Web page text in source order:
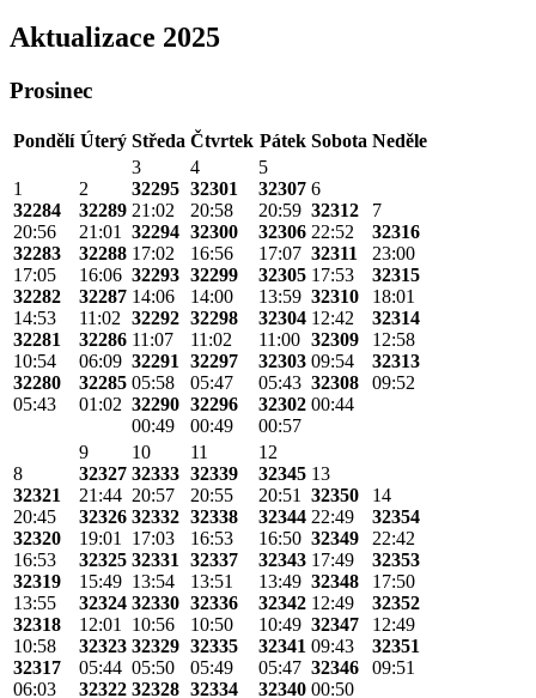
Aktualizace 2025
Prosinec
Pondělí Úterý Středa Čtvrtek Pátek Sobota Neděle
1
32284
20:56
32283
17:05
32282
14:53
32281
10:54
32280
05:43
2
32289
21:01
32288
16:06
32287
11:02
32286
06:09
32285
01:02
3
32295
21:02
32294
17:02
32293
14:06
32292
11:07
32291
05:58
32290
00:49
4
32301
20:58
32300
16:56
32299
14:00
32298
11:02
32297
05:47
32296
00:49
5
32307
20:59
32306
17:07
32305
13:59
32304
11:00
32303
05:43
32302
00:57
6
32312
22:52
32311
17:53
32310
12:42
32309
09:54
32308
00:44
7
32316
23:00
32315
18:01
32314
12:58
32313
09:52
8
32321
20:45
32320
16:53
32319
13:55
32318
10:58
32317
06:03
9
32327
21:44
32326
19:01
32325
15:49
32324
12:01
32323
05:44
32322
10
32333
20:57
32332
17:03
32331
13:54
32330
10:56
32329
05:50
32328
11
32339
20:55
32338
16:53
32337
13:51
32336
10:50
32335
05:49
32334
12
32345
20:51
32344
16:50
32343
13:49
32342
10:49
32341
05:47
32340
13
32350
22:49
32349
17:49
32348
12:49
32347
09:43
32346
00:50
14
32354
22:42
32353
17:50
32352
12:49
32351
09:51